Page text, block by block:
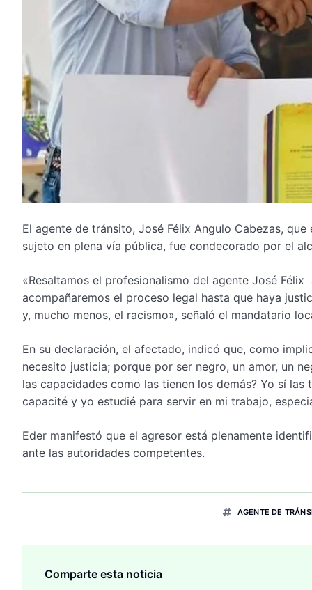
El agente de tránsito, José Félix Angulo Cabezas,
sujeto en plena vía pública, fue condecorado por el
«Resaltamos el profesionalismo del agente José
acompañaremos el proceso legal hasta que haya
y, mucho menos, el racismo», señaló el mandatario
En su declaración, el afectado, indicó que, como
necesito justicia; porque por ser negro, un amor, un
las capacidades como las tienen los demás? Yo sí
capacité y yo estudié para servir en mi trabajo,
Eder manifestó que el agresor está plenamente
ante las autoridades competentes.
AGENTE DE
Comparte esta noticia